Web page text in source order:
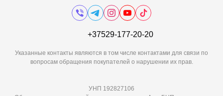
+37529-177-20-20
Указанные контакты являются в том числе контактами для связи по
вопросам обращения покупателей о нарушении их прав.
УНП 192827106